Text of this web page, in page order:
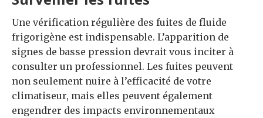
Une vérification régulière des fuites de fluide
frigorigène est indispensable. L’apparition de
signes de basse pression devrait vous inciter à
consulter un professionnel. Les fuites peuvent
non seulement nuire à l’efficacité de votre
climatiseur, mais elles peuvent également
engendrer des impacts environnementaux